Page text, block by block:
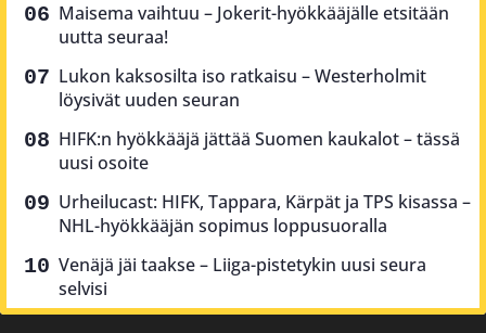
Maisema vaihtuu – Jokerit-hyökkääjälle etsitään
uutta seuraa!
Lukon kaksosilta iso ratkaisu – Westerholmit
löysivät uuden seuran
HIFK:n hyökkääjä jättää Suomen kaukalot – tässä
uusi osoite
Urheilucast: HIFK, Tappara, Kärpät ja TPS kisassa –
NHL-hyökkääjän sopimus loppusuoralla
Venäjä jäi taakse – Liiga-pistetykin uusi seura
selvisi